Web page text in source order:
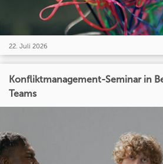
22. Juli 2026
Konfliktmanagement-Seminar in
Teams